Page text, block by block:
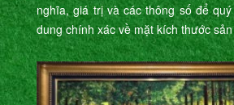
nghĩa, giá trị và các thông số để
dung chính xác về mặt kích thước